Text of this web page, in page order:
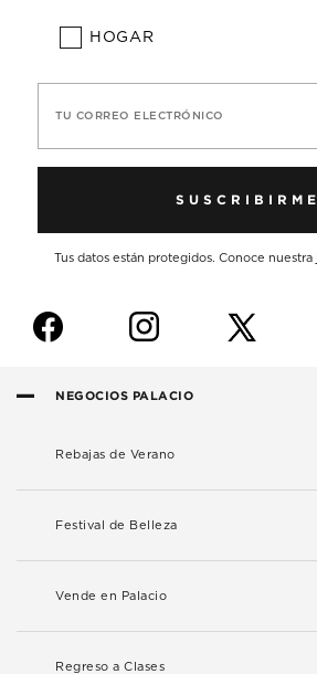
HOGAR
TU CORREO ELECTRÓNICO
SUSCRIBIRME
Tus datos están protegidos. Conoce nuestra
f i
NEGOCIOS PALACIO
Rebajas de Verano
Festival de Belleza
Vende en Palacio
Regreso a Clases